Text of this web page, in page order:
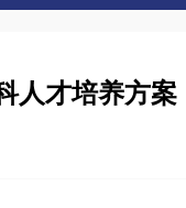
才培养方案